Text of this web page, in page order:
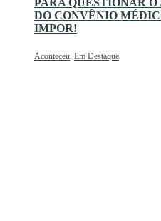
DO CONVÊNIO
IMPOR!
Aconteceu, Em Destaque